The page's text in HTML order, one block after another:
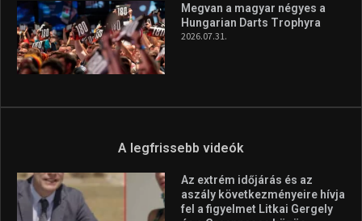
Megvan a magyar négyes a
Hungarian Darts Trophyra
2026.07.31.
A legfrissebb videók
Az extrém időjárás és az
aszály következményeire hívja
fel a figyelmet Litkai Gergely